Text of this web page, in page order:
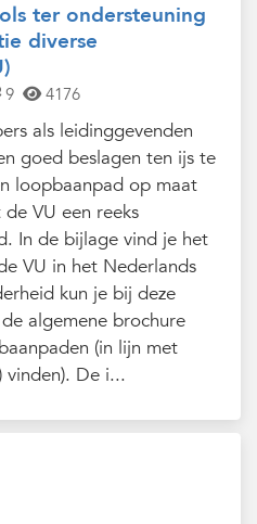
ter ondersteuning
diverse
9 4176
als leidinggevenden
goed beslagen ten ijs te
loopbaanpad op maat
VU een reeks
In de bijlage vind je het
VU in het Nederlands
kun je bij deze
algemene brochure
(in lijn met
vinden). De i...